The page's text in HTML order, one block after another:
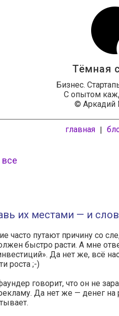
Тёмная
Бизнес.
С опытом
© Аркадий
главная |
все
их местами — и
часто путают причину со
быстро расти. А мне
Да нет же, всё
роста ;-)
говорит, что он не
Да нет же — денег на